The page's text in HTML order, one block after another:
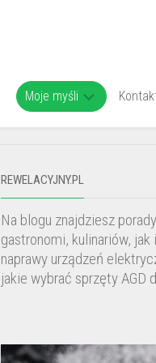
w
Moje myśli
Fotowoltaika
w
województwie
lubelskim
REWELACYJNY.PL
Na blogu znajdziesz
gastronomi, kulinariów, jak
naprawy urządzeń
jakie wybrać sprzęty AGD